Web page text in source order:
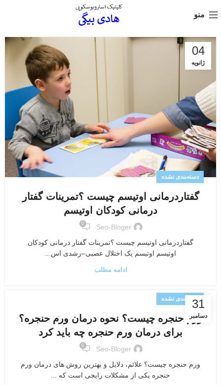
منو
04
ژانویه
دسته‌بندی نشده
گفتاردرمانی اوتیسم چیست ؟تمرینات گفتار
درمانی کودکان اوتیسم
Seo-Bloger
0
گفتاردرمانی اوتیسم چیست ؟تمرینات گفتار درمانی کودکان
اوتیسم اوتیسم یک اختلال عصبی–رشدی اس...
ادامه مطلب
31
دسامبر
دسته‌بندی نشده
ورم حنجره چیست؟ نحوه درمان ورم حنجره؟
برای درمان ورم حنجره چه باید کرد
Seo-Bloger
0
ورم حنجره چیست؟ علائم، دلایل و بهترین روش های درمان ورم
حنجره یکی از مشکلات رایجی است که ...